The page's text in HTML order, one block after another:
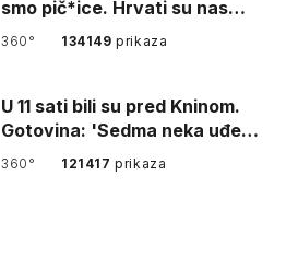
smo pič*ice. Hrvati su nas
pomeli!'
360° 134149prikaza
U 11 sati bili su pred Kninom.
Gotovina: 'Sedma neka uđe,
4. gardijska neka g…
360° 121417prikaza